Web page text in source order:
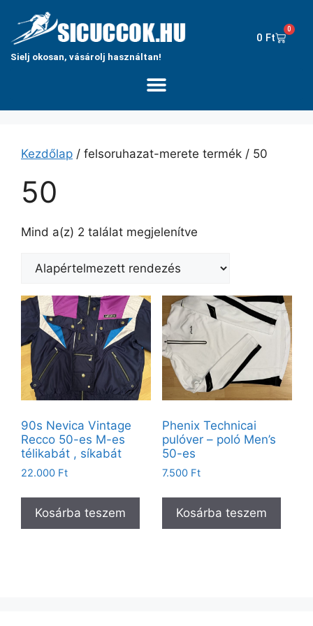
Sielj okosan, vásárolj használtan!
0 Ft
0
Kezdőlap / felsoruhazat-merete termék / 50
50
Mind a(z) 2 találat megjelenítve
90s Nevica Vintage
Recco 50-es M-es
télikabát , síkabát
22.000 Ft
Kosárba teszem
Phenix Technicai
pulóver – poló Men’s
50-es
7.500 Ft
Kosárba teszem